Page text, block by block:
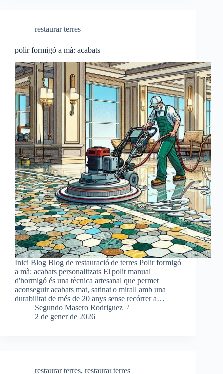
restaurar terres
polir formigó a mà: acabats
Inici Blog Blog de restauració de terres Polir formigó
a mà: acabats personalitzats El polit manual
d'hormigó és una tècnica artesanal que permet
aconseguir acabats mat, satinat o mirall amb una
durabilitat de més de 20 anys sense recórrer a…
Segundo Masero Rodriguez
2 de gener de 2026
restaurar terres, restaurar terres